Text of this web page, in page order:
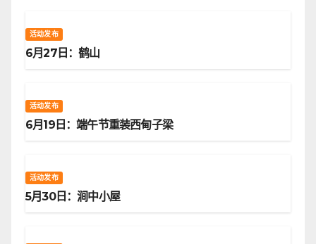
活动发布
6月27日：鹤山
活动发布
6月19日：端午节重装西甸子梁
活动发布
5月30日：涧中小屋